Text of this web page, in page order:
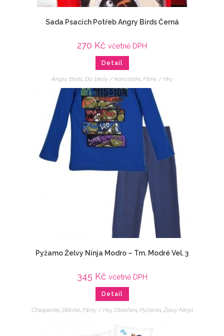
Sada Psacích Potřeb Angry Birds Černá
270 Kč včetně DPH
Detail
Angry Birds, Do školy / kanceláře, Filmy / Hry
Pyžamo Želvy Ninja Modro – Tm. Modré Vel. 3
345 Kč včetně DPH
Detail
Chlapecké, Dětské, Filmy / Hry, Oblečení, Pyžama,Želvy Ninja